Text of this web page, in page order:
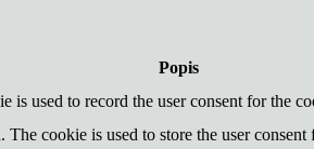
Popis
is used to record the user consent for the
cookie is used to store the user